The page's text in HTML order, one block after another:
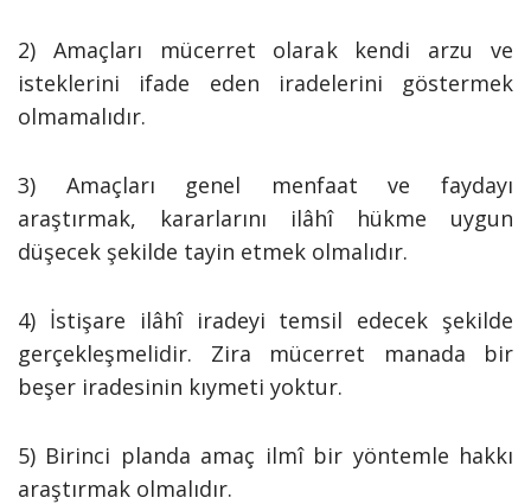
2) Amaçları mücerret olarak kendi arzu ve
isteklerini ifade eden iradelerini göstermek
olmamalıdır.
3) Amaçları genel menfaat ve faydayı
araştırmak, kararlarını ilâhî hükme uygun
düşecek şekilde tayin etmek olmalıdır.
4) İstişare ilâhî iradeyi temsil edecek şekilde
gerçekleşmelidir. Zira mücerret manada bir
beşer iradesinin kıymeti yoktur.
5) Birinci planda amaç ilmî bir yöntemle hakkı
araştırmak olmalıdır.